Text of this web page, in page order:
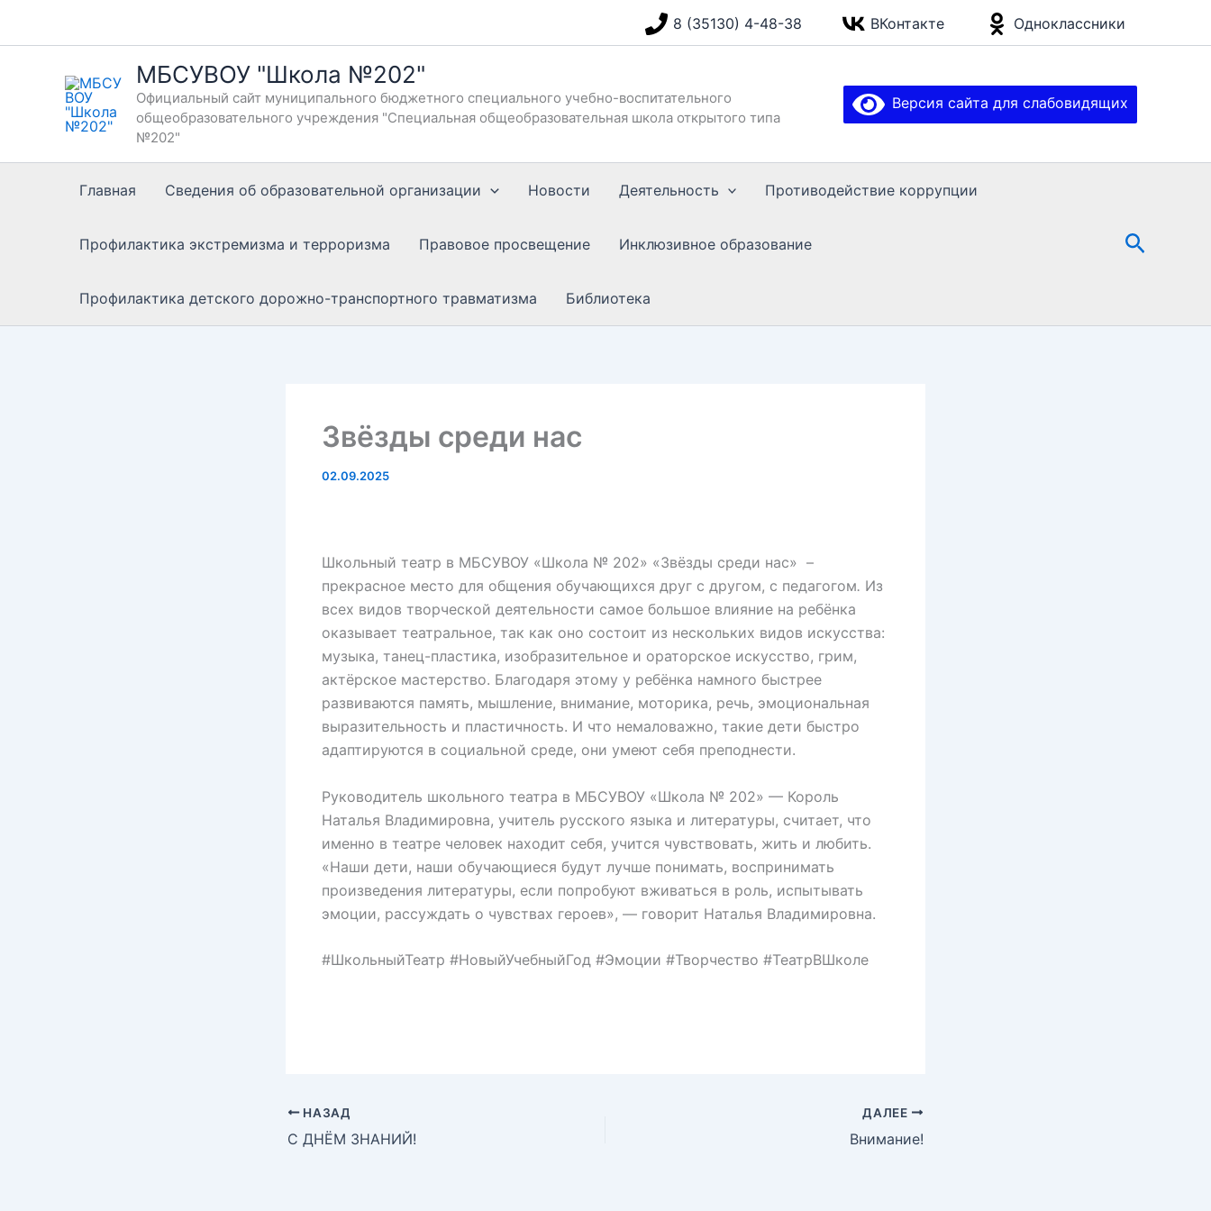
8 (35130) 4-48-38 ВКонтакте Одноклассники
МБСУВОУ "Школа №202"
Официальный сайт муниципального бюджетного специального учебно-воспитательного
общеобразовательного учреждения "Специальная общеобразовательная школа открытого типа
№202"
Версия сайта для слабовидящих
Главная Сведения об образовательной организации Новости Деятельность Противодействие коррупции
Профилактика экстремизма и терроризма Правовое просвещение Инклюзивное образование
Профилактика детского дорожно-транспортного травматизма Библиотека
Поиск
Звёзды среди нас
02.09.2025
Школьный театр в МБСУВОУ «Школа № 202» «Звёзды среди нас» –
прекрасное место для общения обучающихся друг с другом, с педагогом. Из
всех видов творческой деятельности самое большое влияние на ребёнка
оказывает театральное, так как оно состоит из нескольких видов искусства:
музыка, танец-пластика, изобразительное и ораторское искусство, грим,
актёрское мастерство. Благодаря этому у ребёнка намного быстрее
развиваются память, мышление, внимание, моторика, речь, эмоциональная
выразительность и пластичность. И что немаловажно, такие дети быстро
адаптируются в социальной среде, они умеют себя преподнести.
Руководитель школьного театра в МБСУВОУ «Школа № 202» — Король
Наталья Владимировна, учитель русского языка и литературы, считает, что
именно в театре человек находит себя, учится чувствовать, жить и любить.
«Наши дети, наши обучающиеся будут лучше понимать, воспринимать
произведения литературы, если попробуют вживаться в роль, испытывать
эмоции, рассуждать о чувствах героев», — говорит Наталья Владимировна.
#ШкольныйТеатр #НовыйУчебныйГод #Эмоции #Творчество #ТеатрВШколе
НАЗАД
С ДНЁМ ЗНАНИЙ!
ДАЛЕЕ
Внимание!